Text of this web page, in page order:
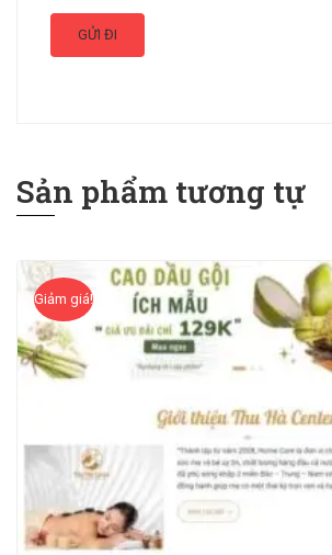
Sản phẩm tương tự
Giảm giá!